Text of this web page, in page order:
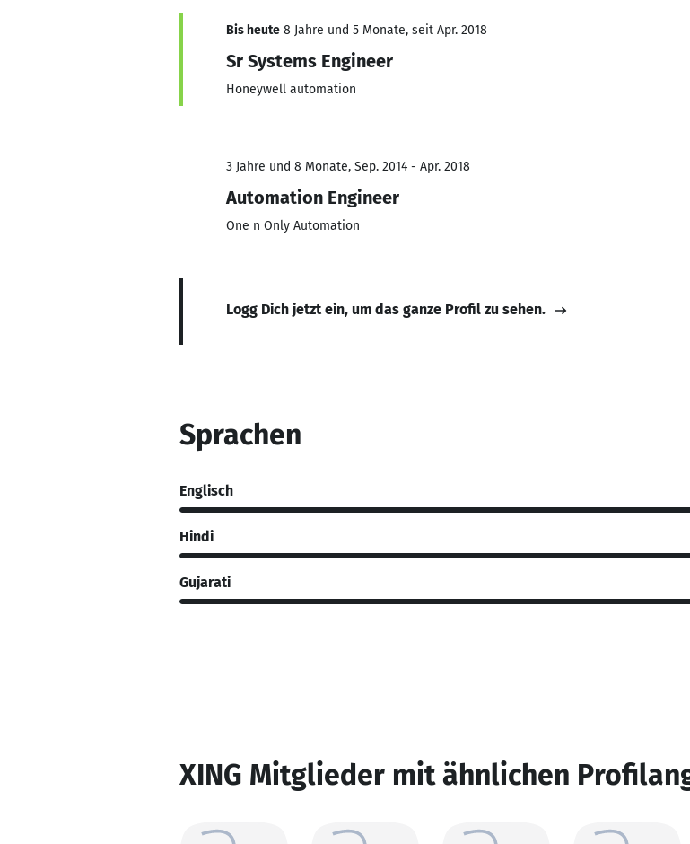
Bis heute 8 Jahre und 5 Monate, seit Apr. 2018
Sr Systems Engineer
Honeywell automation
3 Jahre und 8 Monate, Sep. 2014 - Apr. 2018
Automation Engineer
One n Only Automation
Logg Dich jetzt ein, um das ganze Profil zu sehen.
Sprachen
Englisch
Hindi
Gujarati
XING Mitglieder mit ähnlichen